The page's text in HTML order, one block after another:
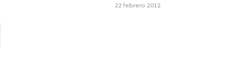
22 febrero 2012